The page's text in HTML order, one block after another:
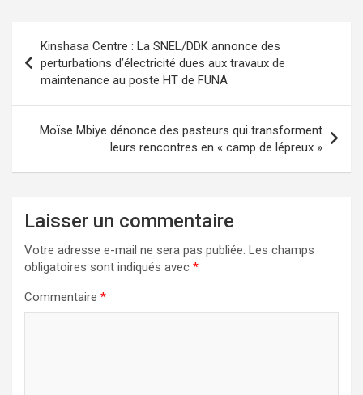
de
l’article
Kinshasa Centre : La SNEL/DDK annonce des
perturbations d’électricité dues aux travaux de
maintenance au poste HT de FUNA
Moïse Mbiye dénonce des pasteurs qui transforment
leurs rencontres en « camp de lépreux »
Laisser un commentaire
Votre adresse e-mail ne sera pas publiée. Les champs
obligatoires sont indiqués avec *
Commentaire *